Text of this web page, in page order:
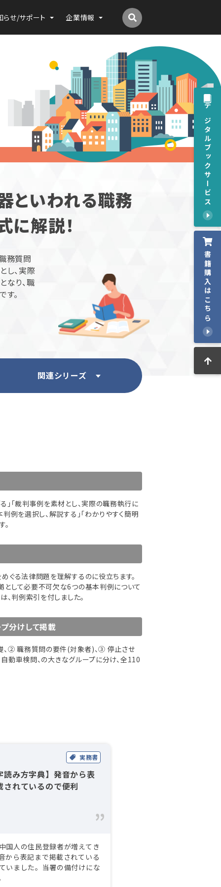
らせ/サポート 企業情報
デジタルブックサービス
書籍購入はこちら
といわれる職務
解説！
務質問
し、実際
なり、職
。
関連シリーズ
」「裁判事例を素材とし、実際の職務執行に
例を選択し、解説する」「わかりやすく簡明
ぐる法律問題を理解するのに役立ちます。
として必要不可欠な6つの基本判例について
、判例索引を付しました。
分けして掲載
、② 職務質問の要件(対象者)、③ 停止させ
車検問、の大きなグループに分け、全110
実務書
読み方字典】発音から表
されているので便利
国人の住民登録者が増えてき
から表記まで掲載されている
いました。当署の備付けにな